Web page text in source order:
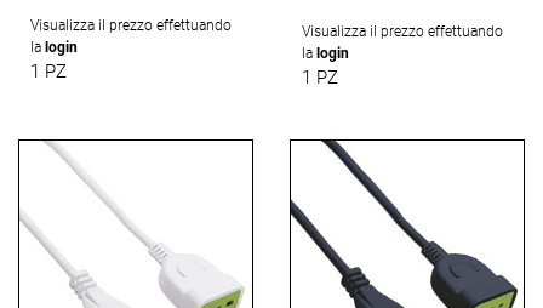
Visualizza il prezzo effettuando
la login
1 PZ
Visualizza il prezzo effettuando
la login
1 PZ